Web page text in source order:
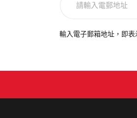
電
輸入電子郵箱地址，即表